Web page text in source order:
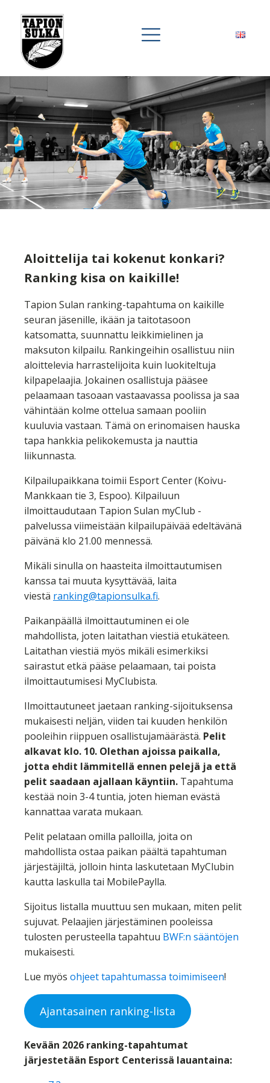
Aloittelija tai kokenut konkari?
Ranking kisa on kaikille!
Tapion Sulan ranking-tapahtuma on kaikille
seuran jäsenille, ikään ja taitotasoon
katsomatta, suunnattu leikkimielinen ja
maksuton kilpailu. Rankingeihin osallistuu niin
aloittelevia harrastelijoita kuin luokiteltuja
kilpapelaajia. Jokainen osallistuja pääsee
pelaamaan tasoaan vastaavassa poolissa ja saa
vähintään kolme ottelua samaan pooliin
kuuluvia vastaan. Tämä on erinomaisen hauska
tapa hankkia pelikokemusta ja nauttia
liikunnasta.
Kilpailupaikkana toimii Esport Center (Koivu-
Mankkaan tie 3, Espoo). Kilpailuun
ilmoittaudutaan Tapion Sulan myClub -
palvelussa viimeistään kilpailupäivää edeltävänä
päivänä klo 21.00 mennessä.
Mikäli sinulla on haasteita ilmoittautumisen
kanssa tai muuta kysyttävää, laita
viestä ranking@tapionsulka.fi.
Paikanpäällä ilmoittautuminen ei ole
mahdollista, joten laitathan viestiä etukäteen.
Laitathan viestiä myös mikäli esimerkiksi
sairastut etkä pääse pelaamaan, tai poista
ilmoittautumisesi MyClubista.
Ilmoittautuneet jaetaan ranking-sijoituksensa
mukaisesti neljän, viiden tai kuuden henkilön
pooleihin riippuen osallistujamäärästä. Pelit
alkavat klo. 10. Olethan ajoissa paikalla,
jotta ehdit lämmitellä ennen pelejä ja että
pelit saadaan ajallaan käyntiin. Tapahtuma
kestää noin 3-4 tuntia, joten hieman evästä
kannattaa varata mukaan.
Pelit pelataan omilla palloilla, joita on
mahdollista ostaa paikan päältä tapahtuman
järjestäjiltä, jolloin hinta laskutetaan MyClubin
kautta laskulla tai MobilePaylla.
Sijoitus listalla muuttuu sen mukaan, miten pelit
sujuvat. Pelaajien järjestäminen pooleissa
tulosten perusteella tapahtuu BWF:n sääntöjen
mukaisesti.
Lue myös ohjeet tapahtumassa toimimiseen!
Ajantasainen ranking-lista
Kevään 2026 ranking-tapahtumat
järjestetään Esport Centerissä lauantaina: